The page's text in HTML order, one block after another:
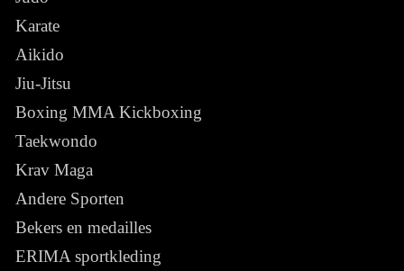
Karate
Aikido
Jiu-Jitsu
Boxing MMA Kickboxing
Taekwondo
Krav Maga
Andere Sporten
Bekers en medailles
ERIMA sportkleding